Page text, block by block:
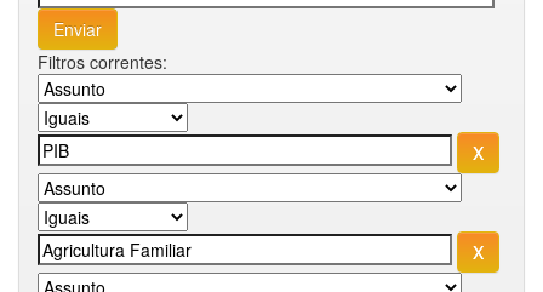
Filtros correntes: